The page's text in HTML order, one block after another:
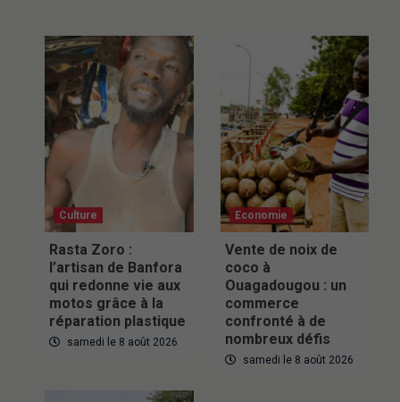
Culture
Rasta Zoro :
l’artisan de Banfora
qui redonne vie aux
motos grâce à la
réparation plastique
samedi le 8 août 2026
Economie
Vente de noix de
coco à
Ouagadougou : un
commerce
confronté à de
nombreux défis
samedi le 8 août 2026